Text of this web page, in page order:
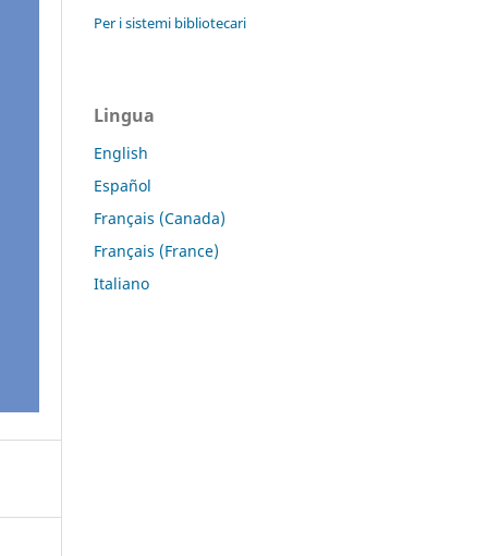
Per i sistemi bibliotecari
Lingua
English
Español
Français (Canada)
Français (France)
Italiano